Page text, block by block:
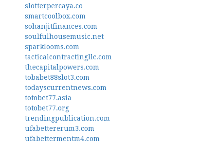
slotterpercaya.co
smartcoolbox.com
sohanjitfinances.com
soulfulhousemusic.net
sparklooms.com
tacticalcontractingllc.com
thecapitalpowers.com
tobabet88slot3.com
todayscurrentnews.com
totobet77.asia
totobet77.org
trendingpublication.com
ufabettererum3.com
ufabettermentm4.com